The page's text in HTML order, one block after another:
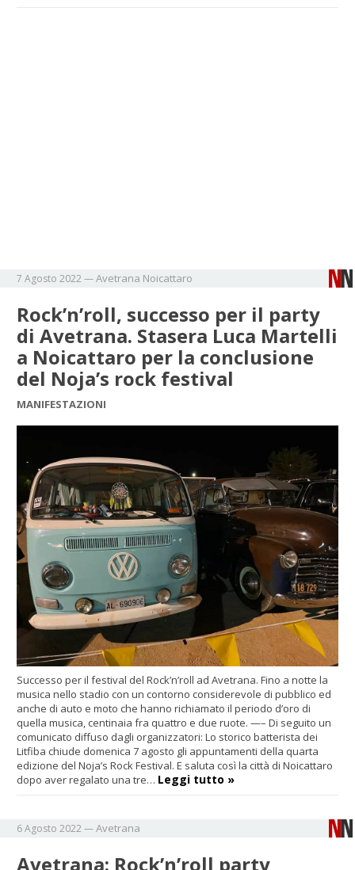
7 Agosto 2022 —Avetrana Noicattaro
Rock’n’roll, successo per il party
di Avetrana. Stasera Luca Martelli
a Noicattaro per la conclusione
del Noja’s rock festival
MANIFESTAZIONI
Successo per il festival del Rock’n’roll ad Avetrana. Fino a notte la
musica nello stadio con un contorno considerevole di pubblico ed
anche di auto e moto che hanno richiamato il periodo d’oro di
quella musica, centinaia fra quattro e due ruote. —– Di seguito un
comunicato diffuso dagli organizzatori: Lo storico batterista dei
Litfiba chiude domenica 7 agosto gli appuntamenti della quarta
edizione del Noja’s Rock Festival. E saluta così la città di Noicattaro
dopo aver regalato una tre… Leggi tutto »
6 Agosto 2022 —Avetrana
Avetrana: Rock’n’roll party